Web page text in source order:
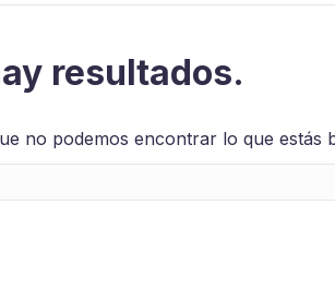
resultados.
no podemos encontrar lo que estás